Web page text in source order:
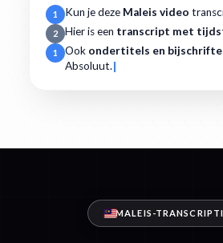
1 Kun je deze Maleis video
2 Hier is een transcript met
1 Ook ondertitels en
Absoluut.
MALEIS-